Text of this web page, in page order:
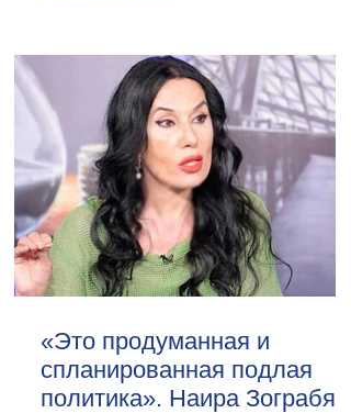
«Это продуманная и
спланированная подлая
политика». Наира Зограбян